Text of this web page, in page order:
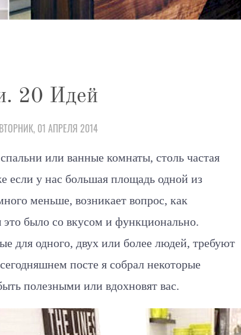
20 Идей
01 АПРЕЛЯ 2014
или ванные комнаты, столь частая
если у нас большая площадь одной из
меньше, возникает вопрос, как
это было со вкусом и функционально.
для одного, двух или более людей, требуют
посте я собрал некоторые
полезными или вдохновят вас.